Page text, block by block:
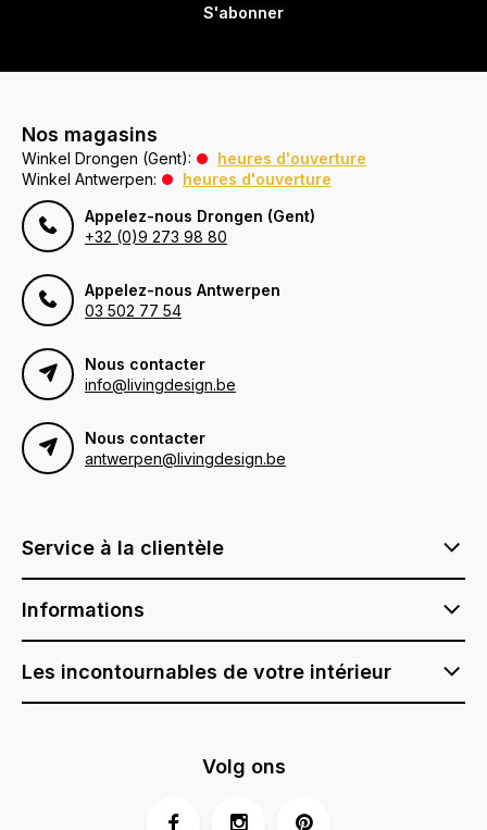
S'abonner
Nos magasins
Winkel Drongen (Gent):
heures d'ouverture
Winkel Antwerpen:
heures d'ouverture
Appelez-nous Drongen (Gent)
+32 (0)9 273 98 80
Appelez-nous Antwerpen
03 502 77 54
Nous contacter
info@livingdesign.be
Nous contacter
antwerpen@livingdesign.be
Service à la clientèle
Informations
Les incontournables de votre intérieur
Volg ons